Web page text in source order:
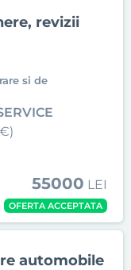
revizii
si de
€)
55000 LEI
OFERTA ACCEPTATA
automobile